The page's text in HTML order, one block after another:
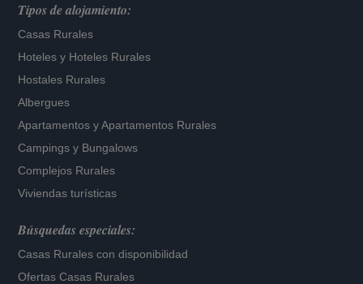
Tipos de alojamiento:
Casas Rurales
Hoteles y Hoteles Rurales
Hostales Rurales
Albergues
Apartamentos yApartamentos Rurales
Campings y Bungalows
Complejos Rurales
Viviendas turísticas
Búsquedas especiales:
Casas Rurales con disponibilidad
Ofertas Casas Rurales